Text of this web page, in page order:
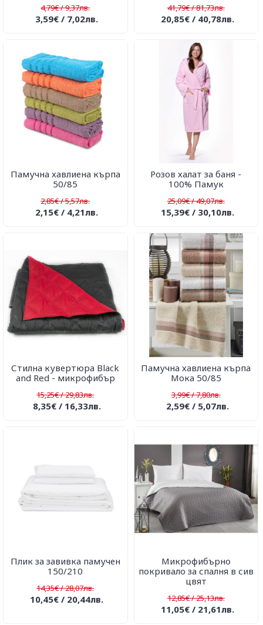
4,79€ / 9,37лв.
3,59€ / 7,02лв.
41,79€ / 81,73лв.
20,85€ / 40,78лв.
Памучна хавлиена кърпа
50/85
2,85€ / 5,57лв.
2,15€ / 4,21лв.
Розов халат за баня -
100% Памук
25,09€ / 49,07лв.
15,39€ / 30,10лв.
Стилна кувертюра Black
and Red - микрофибър
15,25€ / 29,83лв.
8,35€ / 16,33лв.
Памучна хавлиена кърпа
Мока 50/85
3,99€ / 7,80лв.
2,59€ / 5,07лв.
Плик за завивка памучен
150/210
14,35€ / 28,07лв.
10,45€ / 20,44лв.
Микрофибърно
покривало за спалня в сив
цвят
12,85€ / 25,13лв.
11,05€ / 21,61лв.